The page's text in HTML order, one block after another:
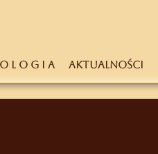
L O G I A AKTUALNOŚCI